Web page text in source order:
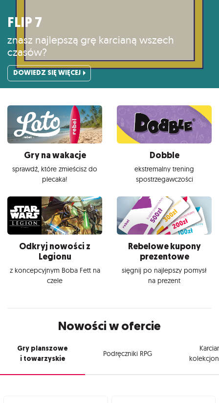
FLIP 7
znasz najlepszą grę karcianą wszech
czasów?
DOWIEDZ SIĘ WIĘCEJ
Gry na wakacje
sprawdź, które zmieścisz do
plecaka!
Dobble
ekstremalny trening
spostrzegawczości
Odkryj nowości z
Legionu
z koncepcyjnym Boba Fett na
czele
Rebelowe kupony
prezentowe
sięgnij po najlepszy pomysł
na prezent
Nowości w ofercie
Gry planszowe
i towarzyskie
Podręczniki RPG